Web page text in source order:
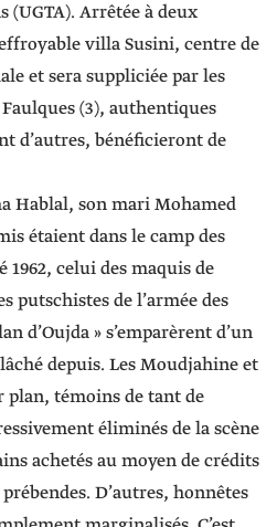
(UGTA). Arrêtée à deux
villa Susini, centre de
et sera suppliciée par les
(3), authentiques
d’autres, bénéficieront de
Hablal, son mari Mohamed
étaient dans le camp des
1962, celui des maquis de
putschistes de l’armée des
d’Oujda » s’emparèrent d’un
depuis. Les Moudjahine et
témoins de tant de
éliminés de la scène
achetés au moyen de crédits
D’autres, honnêtes